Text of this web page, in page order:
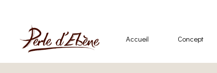
Accueil Concept